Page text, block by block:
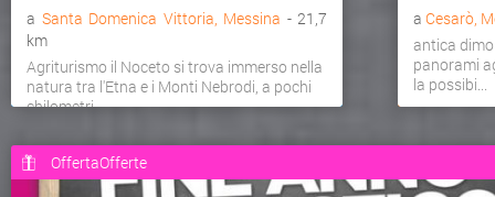
a Santa Domenica Vittoria, Messina - 21,7
km
Agriturismo il Noceto si trova immerso nella
natura tra l'Etna e i Monti Nebrodi, a pochi
chilometri...
a Cesarò,
antica
panorami
la possibi...
OffertaOfferte